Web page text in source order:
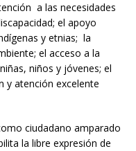
a las necesidades
el apoyo
y etnias; la
el acceso a la
niños y jóvenes; el
y atención excelente
ciudadano amparado
la libre expresión de